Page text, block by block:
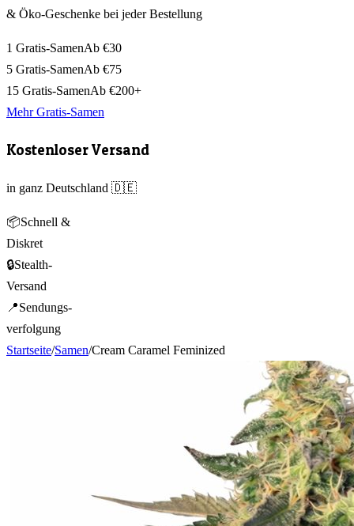
& Öko-Geschenke bei jeder Bestellung
1 Gratis-SamenAb €30
5 Gratis-SamenAb €75
15 Gratis-SamenAb €200+
Mehr Gratis-Samen
Kostenloser Versand
in ganz Deutschland 🇩🇪
📦Schnell &
Diskret
🔒Stealth-
Versand
📍Sendungs-
verfolgung
Startseite/Samen/Cream Caramel Feminized